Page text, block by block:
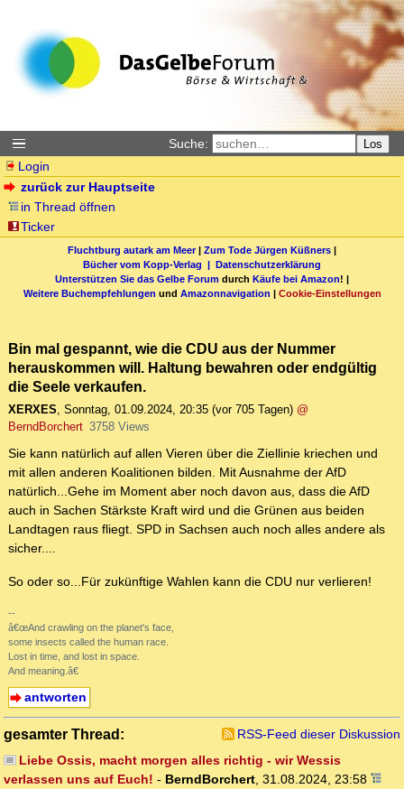
Suche: Los
Login
zurück zur Hauptseite
in Thread öffnen
Ticker
Fluchtburg autark am Meer| Zum Tode Jürgen Küßners |
Bücher vom Kopp-Verlag | Datenschutzerklärung
Unterstützen Sie das Gelbe Forum durch Käufe bei Amazon! |
Weitere Buchempfehlungen und Amazonnavigation | Cookie-Einstellungen
Bin mal gespannt, wie die CDU aus der Nummer
herauskommen will. Haltung bewahren oder endgültig
die Seele verkaufen.
XERXES, Sonntag, 01.09.2024, 20:35 (vor 705 Tagen) @
BerndBorchert 3758 Views
Sie kann natürlich auf allen Vieren über die Ziellinie kriechen und
mit allen anderen Koalitionen bilden. Mit Ausnahme der AfD
natürlich...Gehe im Moment aber noch davon aus, dass die AfD
auch in Sachen Stärkste Kraft wird und die Grünen aus beiden
Landtagen raus fliegt. SPD in Sachsen auch noch alles andere als
sicher....
So oder so...Für zukünftige Wahlen kann die CDU nur verlieren!
--
â€œAnd crawling on the planet's face,
some insects called the human race.
Lost in time, and lost in space.
And meaning.â€
antworten
gesamter Thread:
RSS-Feed dieser Diskussion
Liebe Ossis, macht morgen alles richtig - wir Wessis
verlassen uns auf Euch! - BerndBorchert, 31.08.2024, 23:58